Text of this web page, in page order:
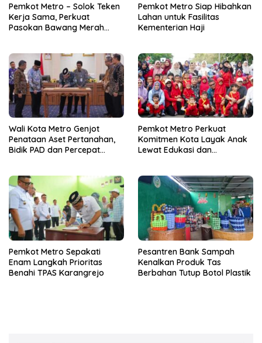
Pemkot Metro – Solok Teken
Kerja Sama, Perkuat
Pasokan Bawang Merah
Pemkot Metro Siap Hibahkan
Lahan untuk Fasilitas
Kementerian Haji
Wali Kota Metro Genjot
Penataan Aset Pertanahan,
Bidik PAD dan Percepat
Pemkot Metro Perkuat
Komitmen Kota Layak Anak
Lewat Edukasi dan
Pemkot Metro Sepakati
Enam Langkah Prioritas
Benahi TPAS Karangrejo
Pesantren Bank Sampah
Kenalkan Produk Tas
Berbahan Tutup Botol Plastik